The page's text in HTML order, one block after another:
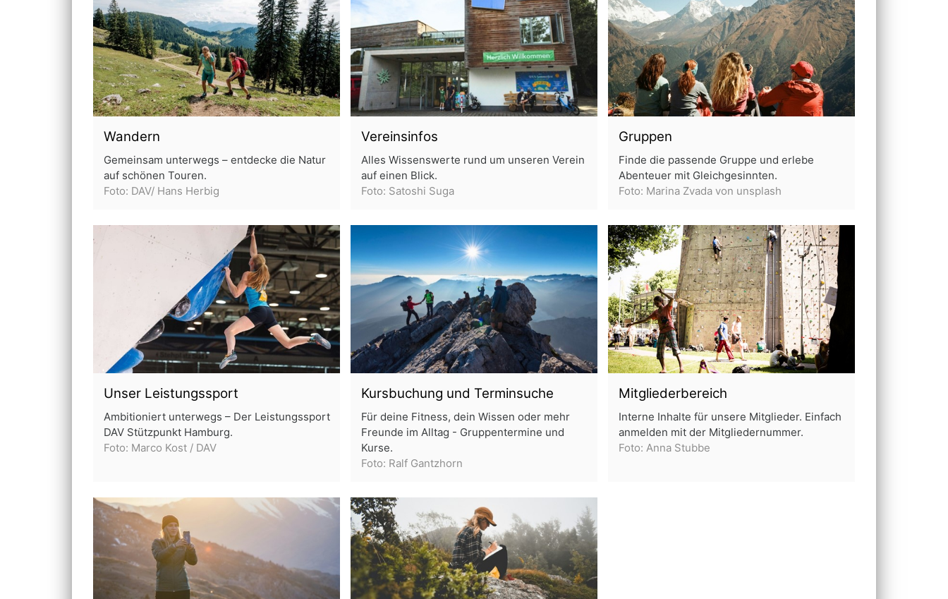
Wandern
Gemeinsam unterwegs – entdecke die Natur
auf schönen Touren.
Foto: DAV/ Hans Herbig
Vereinsinfos
Alles Wissenswerte rund um unseren Verein
auf einen Blick.
Foto: Satoshi Suga
Gruppen
Finde die passende Gruppe und erlebe
Abenteuer mit Gleichgesinnten.
Foto: Marina Zvada von unsplash
Unser Leistungssport
Ambitioniert unterwegs – Der Leistungssport
DAV Stützpunkt Hamburg.
Foto: Marco Kost / DAV
Kursbuchung und Terminsuche
Für deine Fitness, dein Wissen oder mehr
Freunde im Alltag - Gruppentermine und
Kurse.
Foto: Ralf Gantzhorn
Mitgliederbereich
Interne Inhalte für unsere Mitglieder. Einfach
anmelden mit der Mitgliedernummer.
Foto: Anna Stubbe